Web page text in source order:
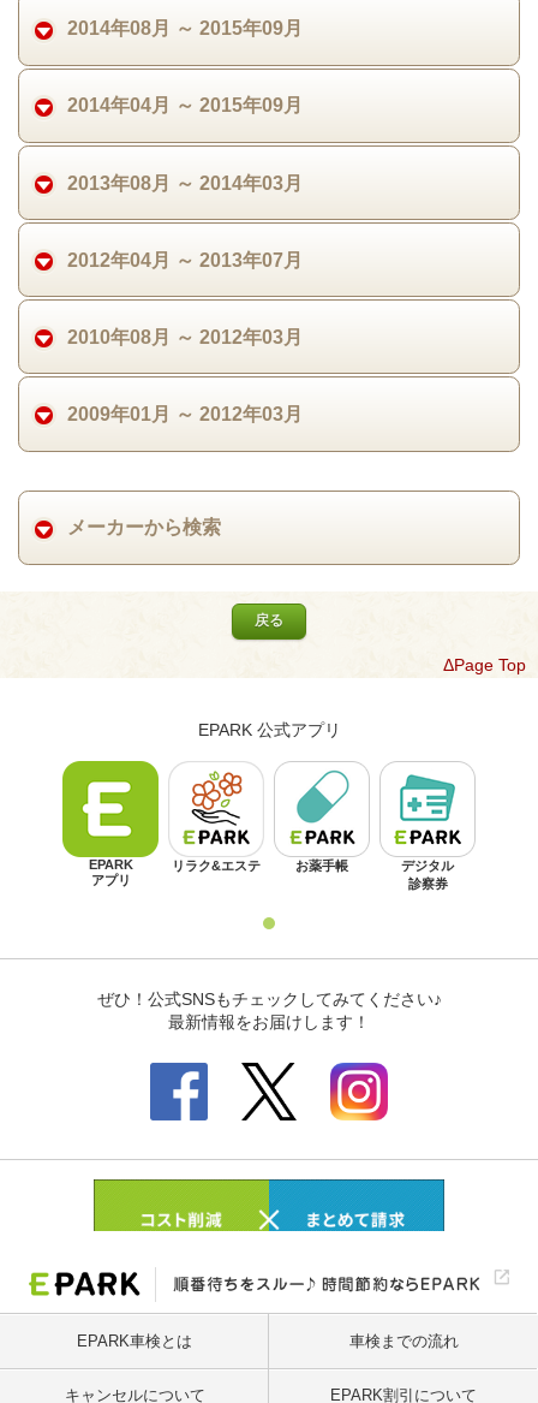
2014年08月 ～ 2015年09月
2014年04月 ～ 2015年09月
2013年08月 ～ 2014年03月
2012年04月 ～ 2013年07月
2010年08月 ～ 2012年03月
2009年01月 ～ 2012年03月
メーカーから検索
戻る
ΔPage Top
EPARK車検とは 車検までの流れ
キャンセルについて EPARK割引について